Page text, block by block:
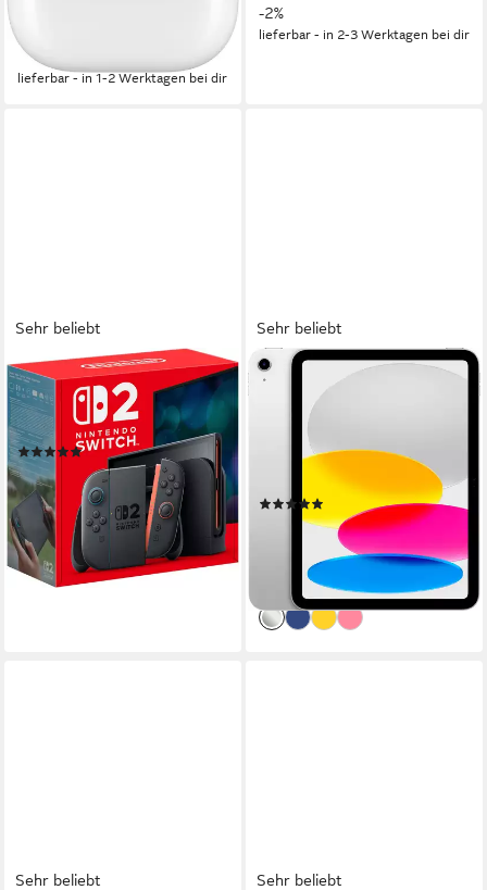
-9%
lieferbar - in 1-2 Werktagen bei dir
-2%
lieferbar - in 2-3 Werktagen bei dir
Sehr beliebt
NINTENDO SWITCH 2
Switch 2
2 Controller
(206)
439,99 € UVP469,99 €
15,79 €
mtl. in 36 Raten
-6%
lieferbar - in 2-3 Werktagen bei dir
Sehr beliebt
APPLE
11" iPad Wi-Fi (2025) Tablet
10,86 Zoll
Speichergröße
2360 x 1640 px
Bildschirmauflösung
ab 456,55 € UVP499,00 €
mtl. in 36 Raten
lieferbar in 4 Wochen
Sehr beliebt Sehr beliebt